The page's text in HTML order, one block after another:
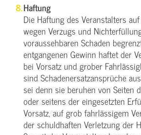
Haftung
Die Haftung des Veranstalters
wegen Verzugs und
voraussehbaren Schaden
entgangenen Gewinn haftet der
bei Vorsatz und grober
sind Schadenersatzansprüche
sei denn sie beruhen von Seiten
oder seitens der eingesetzten
Vorsatz, auf grob fahrlässigem
der schuldhaften Verletzung der